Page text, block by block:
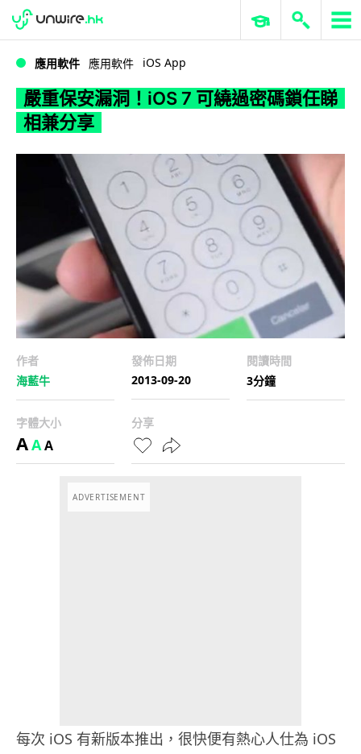
WWDC 2026 ERP 與商業 AI
應用軟件 應用軟件 iOS App
嚴重保安漏洞！iOS 7 可繞過密碼鎖任睇
相兼分享
作者
海藍牛
發佈日期
2013-09-20
閱讀時間
3分鐘
字體大小
AAA
分享
ADVERTISEMENT
每次 iOS 有新版本推出，很快便有熱心人仕為 iOS